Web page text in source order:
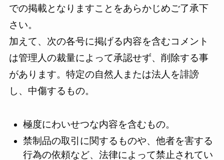
での掲載となりますことをあらかじめご了承下
さい。
加えて、次の各号に掲げる内容を含むコメント
は管理人の裁量によって承認せず、削除する事
があります。特定の自然人または法人を誹謗
し、中傷するもの。
極度にわいせつな内容を含むもの。
禁制品の取引に関するものや、他者を害する
行為の依頼など、法律によって禁止されてい